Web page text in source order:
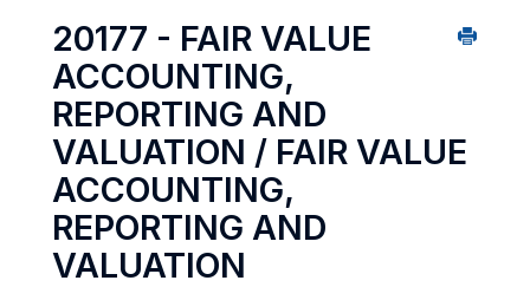
20177 - FAIR VALUE
ACCOUNTING,
REPORTING AND
VALUATION / FAIR VALUE
ACCOUNTING,
REPORTING AND
VALUATION